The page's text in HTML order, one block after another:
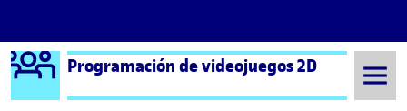
Saltar al contingut
Logo Ágora
Programación de videojuegos 2D